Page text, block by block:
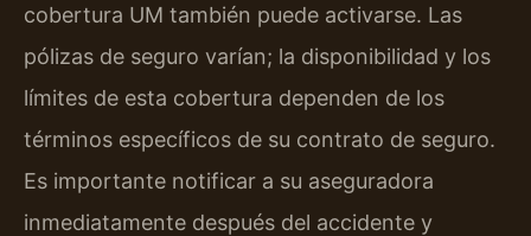
cobertura UM también puede activarse. Las
pólizas de seguro varían; la disponibilidad y los
límites de esta cobertura dependen de los
términos específicos de su contrato de seguro.
Es importante notificar a su aseguradora
inmediatamente después del accidente y